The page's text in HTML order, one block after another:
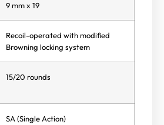
9 mm x 19
Recoil-operated with modified
Browning locking system
15/20 rounds
SA (Single Action)